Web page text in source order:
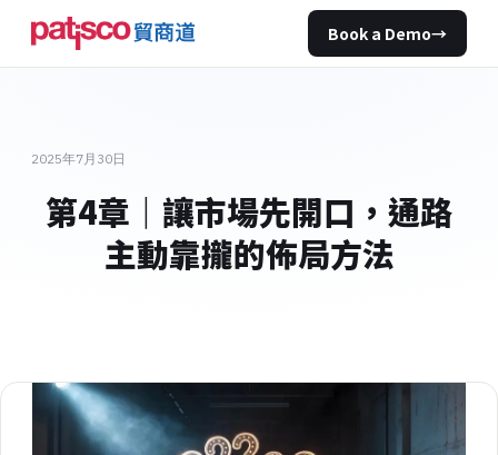
Book a Demo→
2025年7月30日
第4章｜讓市場先開口，通路
主動靠攏的佈局方法